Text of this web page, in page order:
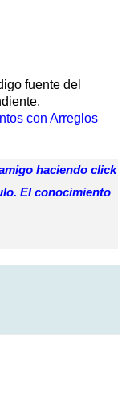
fuente del
con Arreglos
haciendo click
El conocimiento